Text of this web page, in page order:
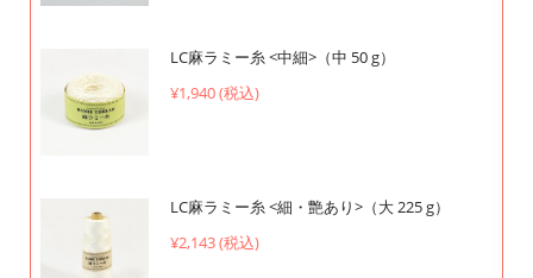
LC麻ラミー糸 <中細>（中 50 g）
¥1,940 (税込)
LC麻ラミー糸 <細・艶あり>（大 225 g）
¥2,143 (税込)